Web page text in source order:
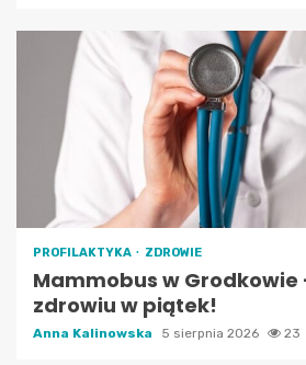
PROFILAKTYKA ZDROWIE
Mammobus w Grodkowie
zdrowiu w piątek!
Anna Kalinowska 5 sierpnia 2026 23